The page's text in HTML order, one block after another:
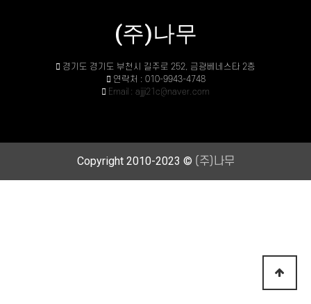
(주)나무
경기도 경기도 부천시 길주로 252, 금광베네스타 2층
연락처 : 010-9943-4748
Email : ajjji21c@naver.com
Copyright 2010-2023 © (주)나무